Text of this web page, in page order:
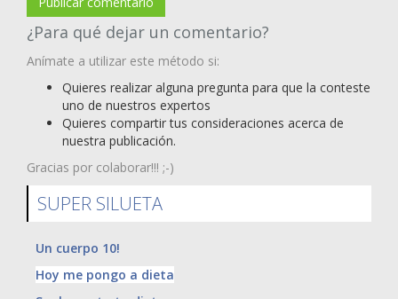
¿Para qué dejar un comentario?
Anímate a utilizar este método si:
Quieres realizar alguna pregunta para que la conteste
uno de nuestros expertos
Quieres compartir tus consideraciones acerca de
nuestra publicación.
Gracias por colaborar!!! ;-)
SUPER SILUETA
Un cuerpo 10!
Hoy me pongo a dieta